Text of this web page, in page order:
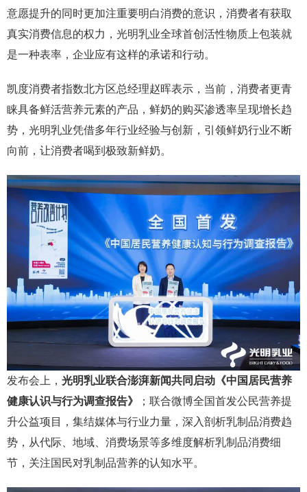
意愿提升的同时更加注重要明白消费的意识，消费者有获取
真实消费信息的权力，光明乳业全球首创活性物质上包装就
是一种表率，企业应有这样的承诺和行动。
凯度消费者指数北方区总经理赵晖表示，当前，消费者更青
睐具备鲜活营养元素的产品，鲜奶的购买渗透率呈现增长趋
势，光明乳业凭借多年行业经验与创新，引领鲜奶行业不断
向前，让消费者喝到极致新鲜奶。
发布会上， 光明乳业联合澎湃新闻共同启动《中国居民营养
健康认识与行为调查报告》
；联合微博全国首发公民营养提
升公益项目，集结媒体与行业力量，深入剖析乳制品消费趋
势，从代际、地域、消费场景等多维度解析乳制品消费细
节，关注国民对乳制品营养的认知水平。